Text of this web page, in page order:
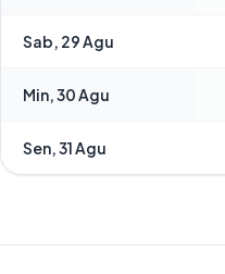
Sab, 29 Agu
Min, 30 Agu
Sen, 31 Agu